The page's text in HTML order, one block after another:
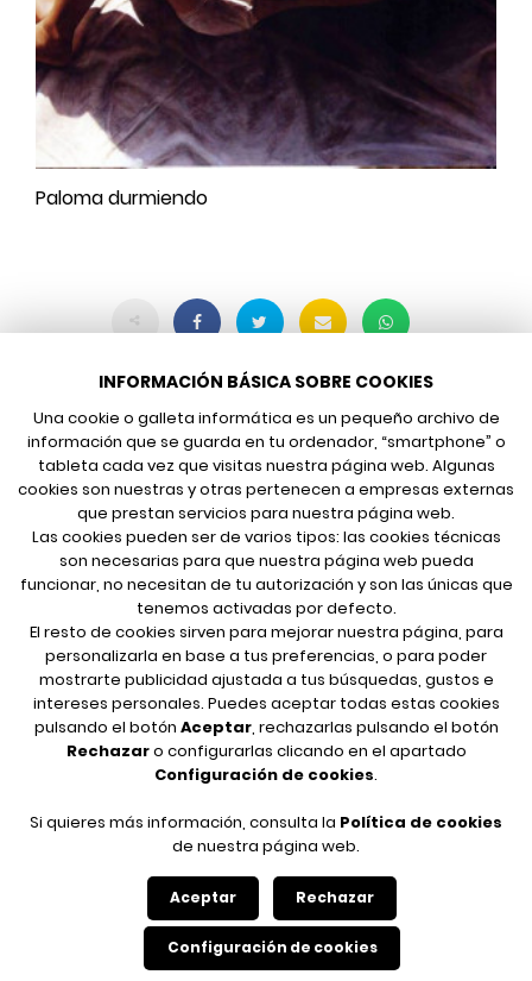
Paloma durmiendo
FOLLOW ME
LEGAL INFORMATION
Legal notice
Your safety data
Cookies policy
© 2026 José Luis Corella, all rights reserved.
Design, development and hosting
INFORMACIÓN BÁSICA SOBRE COOKIES
Una cookie o galleta informática es un pequeño archivo de
información que se guarda en tu ordenador, “smartphone” o
tableta cada vez que visitas nuestra página web. Algunas
cookies son nuestras y otras pertenecen a empresas externas
que prestan servicios para nuestra página web.
Las cookies pueden ser de varios tipos: las cookies técnicas
son necesarias para que nuestra página web pueda
funcionar, no necesitan de tu autorización y son las únicas que
tenemos activadas por defecto.
El resto de cookies sirven para mejorar nuestra página, para
personalizarla en base a tus preferencias, o para poder
mostrarte publicidad ajustada a tus búsquedas, gustos e
intereses personales. Puedes aceptar todas estas cookies
pulsando el botón Aceptar, rechazarlas pulsando el botón
Rechazaro configurarlas clicando en el apartado
Configuración de cookies.
Si quieres más información, consulta la Política de cookies
de nuestra página web.
Aceptar Rechazar
Configuración de cookies